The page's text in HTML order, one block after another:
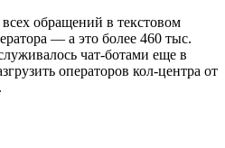
обращений в текстовом
— а это более 460 тыс.
чат-ботами еще в
операторов кол-центра от